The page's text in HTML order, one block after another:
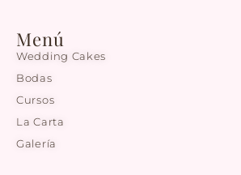
Menú
Wedding Cakes
Bodas
Cursos
La Carta
Galería